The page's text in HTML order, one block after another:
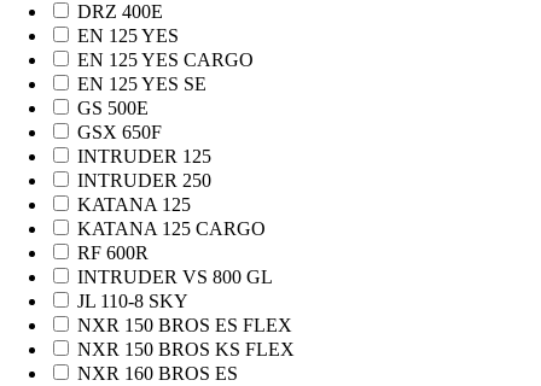
DRZ 400E
EN 125 YES
EN 125 YES CARGO
EN 125 YES SE
GS 500E
GSX 650F
INTRUDER 125
INTRUDER 250
KATANA 125
KATANA 125 CARGO
RF 600R
INTRUDER VS 800 GL
JL 110-8 SKY
NXR 150 BROS ES FLEX
NXR 150 BROS KS FLEX
NXR 160 BROS ES